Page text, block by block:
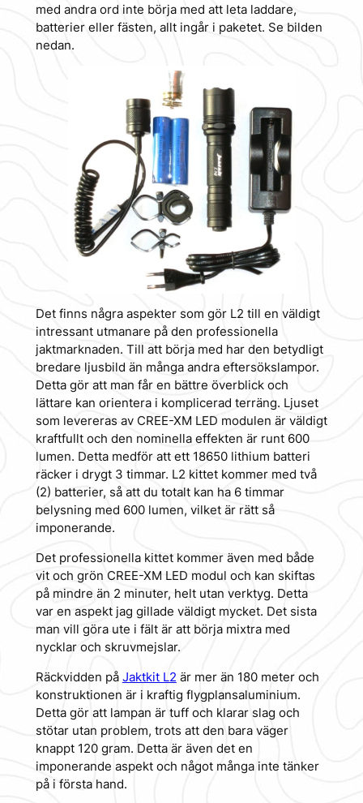
med andra ord inte börja med att leta laddare,
batterier eller fästen, allt ingår i paketet. Se bilden
nedan.
Det finns några aspekter som gör L2 till en väldigt
intressant utmanare på den professionella
jaktmarknaden. Till att börja med har den betydligt
bredare ljusbild än många andra eftersökslampor.
Detta gör att man får en bättre överblick och
lättare kan orientera i komplicerad terräng. Ljuset
som levereras av CREE-XM LED modulen är väldigt
kraftfullt och den nominella effekten är runt 600
lumen. Detta medför att ett 18650 lithium batteri
räcker i drygt 3 timmar. L2 kittet kommer med två
(2) batterier, så att du totalt kan ha 6 timmar
belysning med 600 lumen, vilket är rätt så
imponerande.
Det professionella kittet kommer även med både
vit och grön CREE-XM LED modul och kan skiftas
på mindre än 2 minuter, helt utan verktyg. Detta
var en aspekt jag gillade väldigt mycket. Det sista
man vill göra ute i fält är att börja mixtra med
nycklar och skruvmejslar.
Räckvidden på Jaktkit L2 är mer än 180 meter och
konstruktionen är i kraftig flygplansaluminium.
Detta gör att lampan är tuff och klarar slag och
stötar utan problem, trots att den bara väger
knappt 120 gram. Detta är även det en
imponerande aspekt och något många inte tänker
på i första hand.